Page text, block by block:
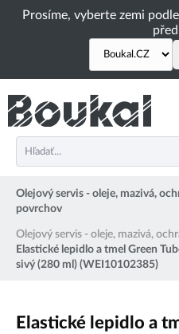
Prosíme, vyberte zemi
Olejový servis - oleje, mazivá,
povrchov
Olejový servis - oleje, mazivá,
Elastické lepidlo a tmel Green
sivý (280 ml) (WEI10102385)
Elastické lepidlo a